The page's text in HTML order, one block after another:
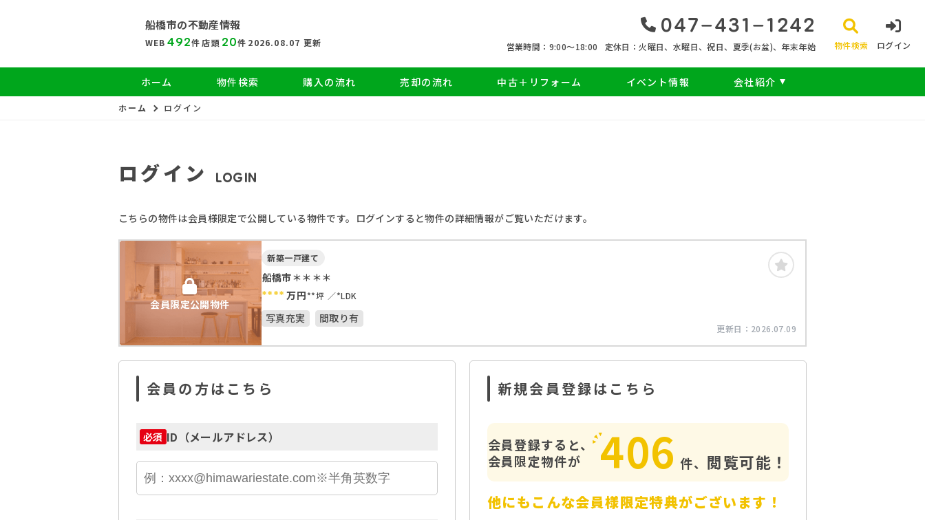
船橋市の不動産情報
WEB 492件 店頭 20件 2026.08.07 更新 047‐431‐1242
営業時間：9:00〜18:00 定休日：火曜日、水曜日、祝日、夏季(お盆)、年末年始 物件検索 ログイン
ホーム 物件検索 購入の流れ 売却の流れ 中古＋リフォーム イベント情報 会社紹介
ホーム ログイン
ログイン LOGIN
こちらの物件は会員様限定で公開している物件です。ログインすると物件の詳細情報がご覧いただけます。
会員限定公開物件
新築一戸建て
船橋市＊＊＊＊
**** 万円**坪 *LDK
写真充実 間取り有
更新日： 2026.07.09
会員の方はこちら
必須 ID（メールアドレス）
新規会員登録はこちら
会員登録すると、
会員限定物件が
406 件、 閲覧可能！
他にもこんな会員様限定特典がございます！